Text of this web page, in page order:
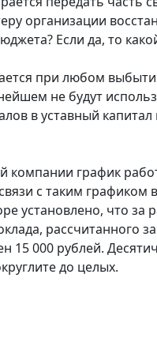
организации
Если да, то
при любом
не будут
в уставный
график
с таким
установлено, что
рассчитанного
15 000 рублей.
до целых.